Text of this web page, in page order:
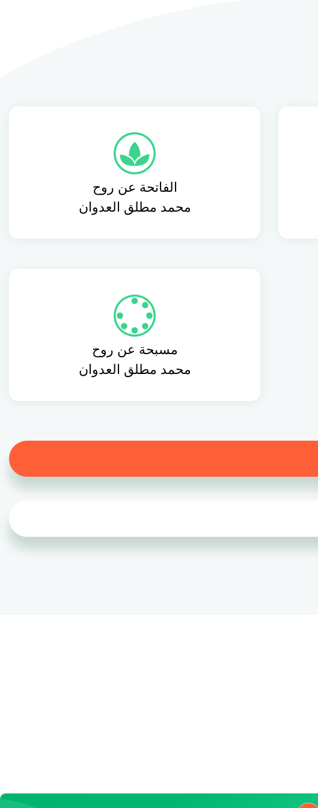
الفاتحة عن روح
محمد مطلق العدوان
مسبحة عن روح
محمد مطلق العدوان